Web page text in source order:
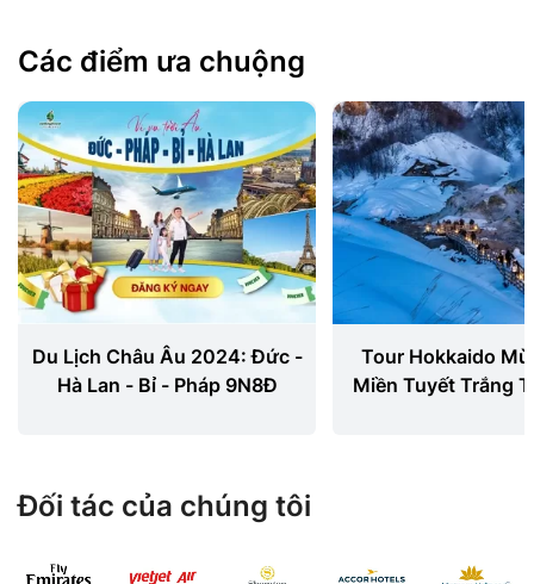
Các điểm ưa chuộng
Du Lịch Châu Âu 2024: Đức -
Hà Lan - Bỉ - Pháp 9N8Đ
Tour Hokkaido
Miền Tuyết Trắng
Đối tác của chúng tôi